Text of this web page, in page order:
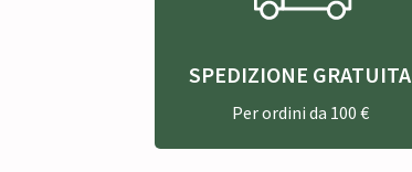
SPEDIZIONE GRATUITA
Per ordini da 100 €